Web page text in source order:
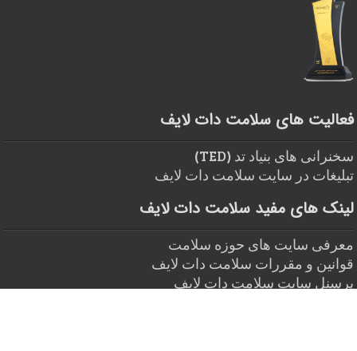
فعالیت های سلامت دات لایف
سخنرانی های بنیاد تد (TED)
تبلیغات در سایت سلامت دات لایف
لینک های مفید سلامت دات لایف
معرفی سایت های حوزه سلامت
قوانین و مقررات سلامت دات لایف
پرسنل سایت سلامت دات لایف